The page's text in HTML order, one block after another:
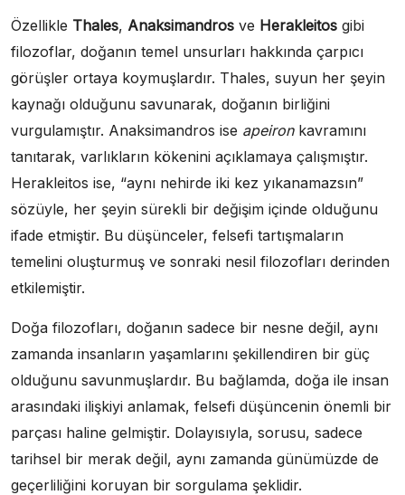
Özellikle Thales, Anaksimandros ve Herakleitos gibi
filozoflar, doğanın temel unsurları hakkında çarpıcı
görüşler ortaya koymuşlardır. Thales, suyun her şeyin
kaynağı olduğunu savunarak, doğanın birliğini
vurgulamıştır. Anaksimandros ise apeironkavramını
tanıtarak, varlıkların kökenini açıklamaya çalışmıştır.
Herakleitos ise, “aynı nehirde iki kez yıkanamazsın”
sözüyle, her şeyin sürekli bir değişim içinde olduğunu
ifade etmiştir. Bu düşünceler, felsefi tartışmaların
temelini oluşturmuş ve sonraki nesil filozofları derinden
etkilemiştir.
Doğa filozofları, doğanın sadece bir nesne değil, aynı
zamanda insanların yaşamlarını şekillendiren bir güç
olduğunu savunmuşlardır. Bu bağlamda, doğa ile insan
arasındaki ilişkiyi anlamak, felsefi düşüncenin önemli bir
parçası haline gelmiştir. Dolayısıyla, sorusu, sadece
tarihsel bir merak değil, aynı zamanda günümüzde de
geçerliliğini koruyan bir sorgulama şeklidir.